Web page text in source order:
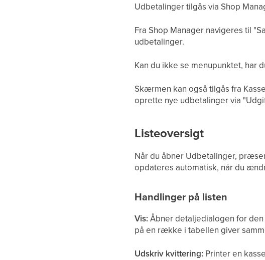
Udbetalinger tilgås via Shop
Fra Shop Manager navigeres til
udbetalinger.
Kan du ikke se menupunktet, har
Skærmen kan også tilgås fra
oprette nye udbetalinger via
Listeoversigt
Når du åbner Udbetalinger,
opdateres automatisk, når du
Handlinger på listen
Vis: Åbner detaljedialogen for
på en række i tabellen giver
Udskriv kvittering: Printer en